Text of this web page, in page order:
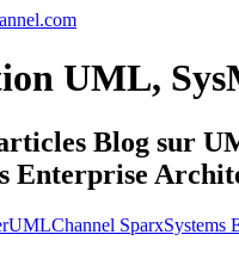
UML,
Blog sur
Enterprise
UMLChannel SparxSystems